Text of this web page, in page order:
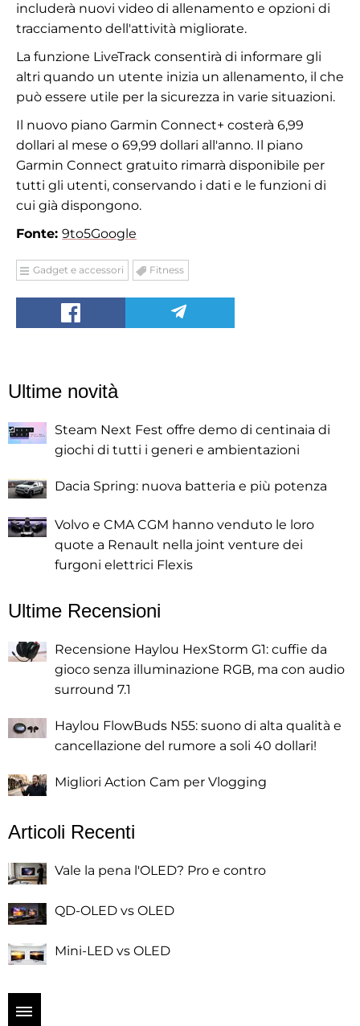
includerà nuovi video di allenamento e opzioni di
tracciamento dell'attività migliorate.
La funzione LiveTrack consentirà di informare gli
altri quando un utente inizia un allenamento, il che
può essere utile per la sicurezza in varie situazioni.
Il nuovo piano Garmin Connect+ costerà 6,99
dollari al mese o 69,99 dollari all'anno. Il piano
Garmin Connect gratuito rimarrà disponibile per
tutti gli utenti, conservando i dati e le funzioni di
cui già dispongono.
Fonte: 9to5Google
Gadget e accessori Fitness
Ultime novità
Steam Next Fest offre demo di centinaia di
giochi di tutti i generi e ambientazioni
Dacia Spring: nuova batteria e più potenza
Volvo e CMA CGM hanno venduto le loro
quote a Renault nella joint venture dei
furgoni elettrici Flexis
Ultime Recensioni
Recensione Haylou HexStorm G1: cuffie da
gioco senza illuminazione RGB, ma con audio
surround 7.1
Haylou FlowBuds N55: suono di alta qualità e
cancellazione del rumore a soli 40 dollari!
Migliori Action Cam per Vlogging
Articoli Recenti
Vale la pena l'OLED? Pro e contro
QD-OLED vs OLED
Mini-LED vs OLED